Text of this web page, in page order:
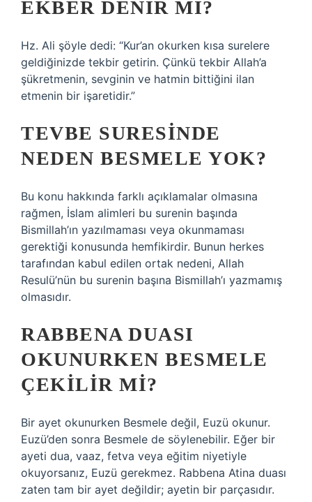
EKBER DENIR MI?
Hz. Ali şöyle dedi: “Kur’an okurken kısa surelere
geldiğinizde tekbir getirin. Çünkü tekbir Allah’a
şükretmenin, sevginin ve hatmin bittiğini ilan
etmenin bir işaretidir.”
TEVBE SURESINDE
NEDEN BESMELE YOK?
Bu konu hakkında farklı açıklamalar olmasına
rağmen, İslam alimleri bu surenin başında
Bismillah’ın yazılmaması veya okunmaması
gerektiği konusunda hemfikirdir. Bunun herkes
tarafından kabul edilen ortak nedeni, Allah
Resulü’nün bu surenin başına Bismillah’ı yazmamış
olmasıdır.
RABBENA DUASI
OKUNURKEN BESMELE
ÇEKILIR MI?
Bir ayet okunurken Besmele değil, Euzü okunur.
Euzü’den sonra Besmele de söylenebilir. Eğer bir
ayeti dua, vaaz, fetva veya eğitim niyetiyle
okuyorsanız, Euzü gerekmez. Rabbena Atina duası
zaten tam bir ayet değildir; ayetin bir parçasıdır.